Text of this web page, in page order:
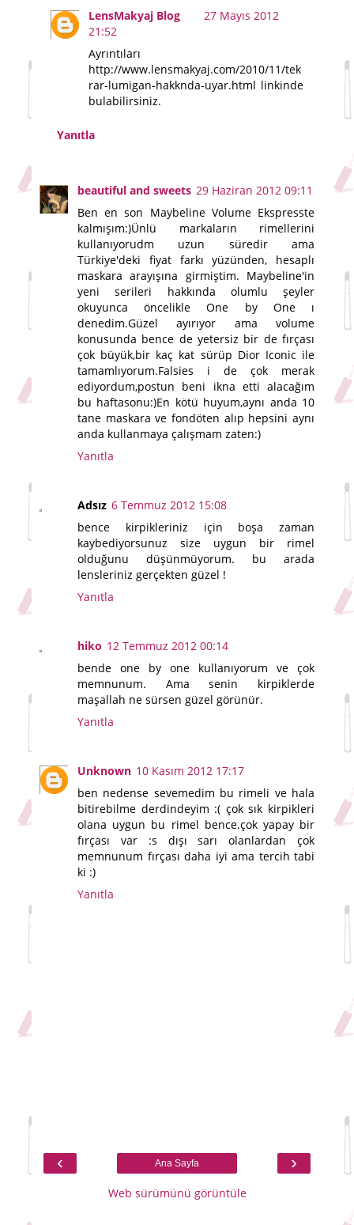
LensMakyaj Blog
27 Mayıs 2012
21:52
Ayrıntıları
http://www.lensmakyaj.com/2010/11/tek
rar-lumigan-hakknda-uyar.html linkinde
bulabilirsiniz.
Yanıtla
beautiful and sweets 29 Haziran 2012 09:11
Ben en son Maybeline Volume Ekspresste
kalmışım:)Ünlü markaların rimellerini
kullanıyorudm uzun süredir ama
Türkiye'deki fiyat farkı yüzünden, hesaplı
maskara arayışına girmiştim. Maybeline'in
yeni serileri hakkında olumlu şeyler
okuyunca öncelikle One by One ı
denedim.Güzel ayırıyor ama volume
konusunda bence de yetersiz bir de fırçası
çok büyük,bir kaç kat sürüp Dior Iconic ile
tamamlıyorum.Falsies i de çok merak
ediyordum,postun beni ikna etti alacağım
bu haftasonu:)En kötü huyum,aynı anda 10
tane maskara ve fondöten alıp hepsini aynı
anda kullanmaya çalışmam zaten:)
Yanıtla
Adsız 6 Temmuz 2012 15:08
bence kirpikleriniz için boşa zaman
kaybediyorsunuz size uygun bir rimel
olduğunu düşünmüyorum. bu arada
lensleriniz gerçekten güzel !
Yanıtla
hiko 12 Temmuz 2012 00:14
bende one by one kullanıyorum ve çok
memnunum. Ama senin kirpiklerde
maşallah ne sürsen güzel görünür.
Yanıtla
Unknown 10 Kasım 2012 17:17
ben nedense sevemedim bu rimeli ve hala
bitirebilme derdindeyim :( çok sık kirpikleri
olana uygun bu rimel bence.çok yapay bir
fırçası var :s dışı sarı olanlardan çok
memnunum fırçası daha iyi ama tercih tabi
ki :)
Yanıtla
‹ ›
Ana Sayfa
Web sürümünü görüntüle